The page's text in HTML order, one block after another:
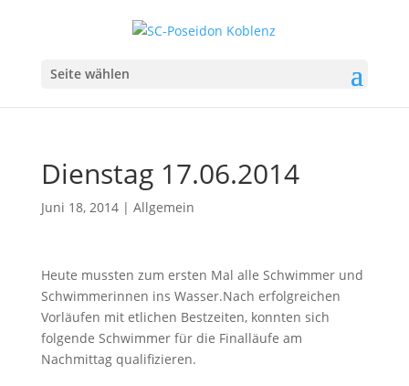
Seite wählen
Dienstag 17.06.2014
Juni 18, 2014| Allgemein
Heute mussten zum ersten Mal alle Schwimmer und
Schwimmerinnen ins Wasser.Nach erfolgreichen
Vorläufen mit etlichen Bestzeiten, konnten sich
folgende Schwimmer für die Finalläufe am
Nachmittag qualifizieren.